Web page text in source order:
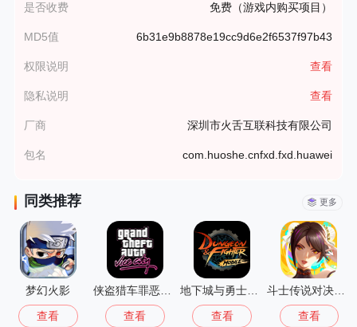
是否收费 免费（游戏内购买项目）
MD5值 6b31e9b8878e19cc9d6e2f6537f97b43
权限说明 查看
隐私说明 查看
厂商 深圳市火舌互联科技有限公司
包名 com.huoshe.cnfxd.fxd.huawei
同类推荐 更多
梦幻火影
查看 查看 查看 查看